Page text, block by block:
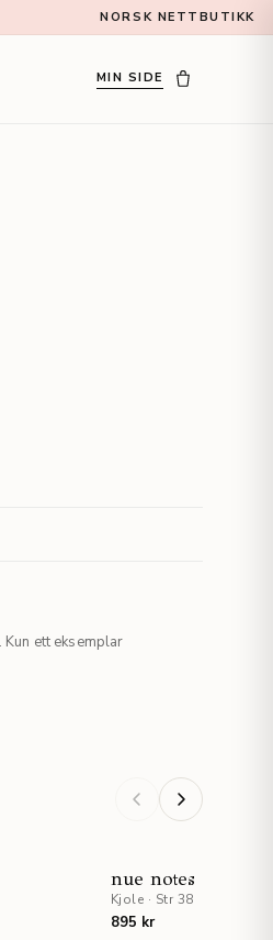
NORSK NETTBUTIKK
MIN SIDE
ett eksemplar
nue notes
Kjole · Str 38
895 kr